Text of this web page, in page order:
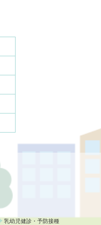
乳幼児健診・予防接種